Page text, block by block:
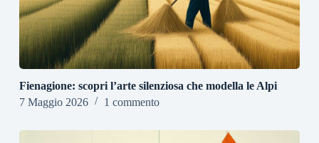
Fienagione: scopri l’arte silenziosa che modella le Alpi
7 Maggio 2026
1 commento